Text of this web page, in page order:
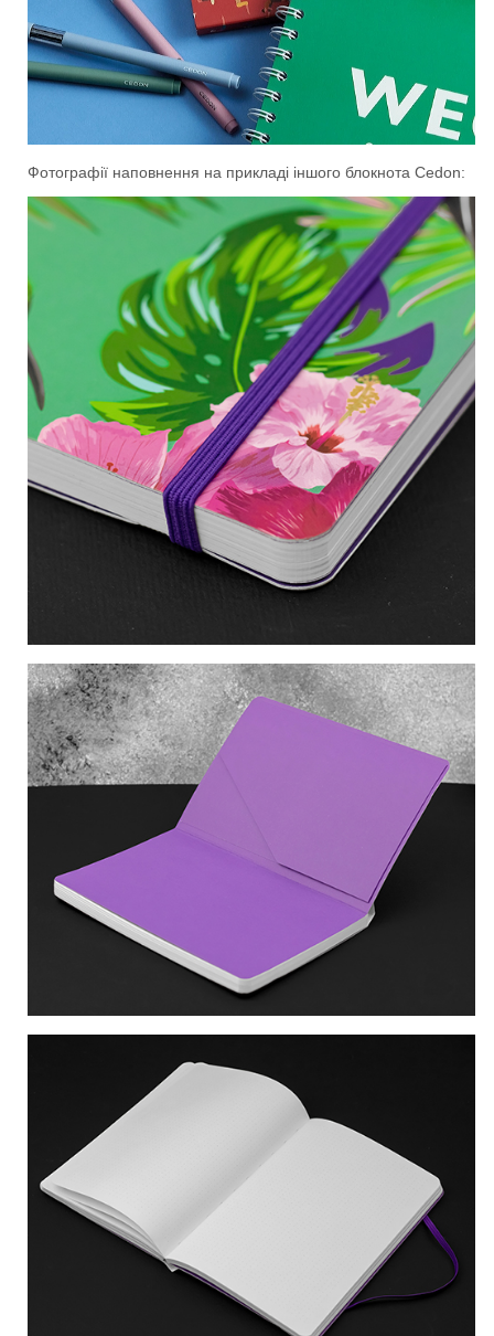
Фотографії наповнення на прикладі іншого блокнота Cedon: